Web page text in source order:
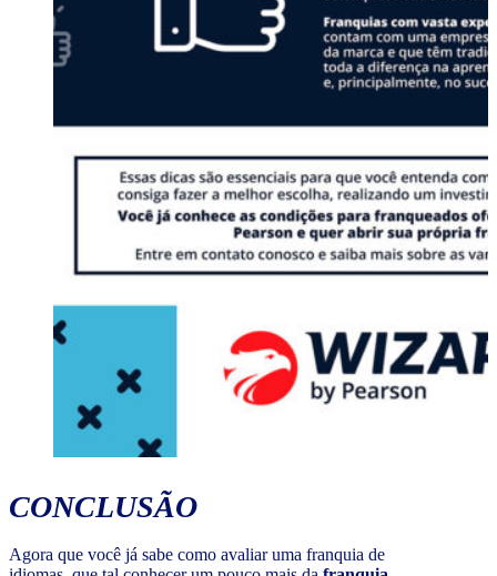
CONCLUSÃO
Agora que você já sabe como avaliar uma franquia de